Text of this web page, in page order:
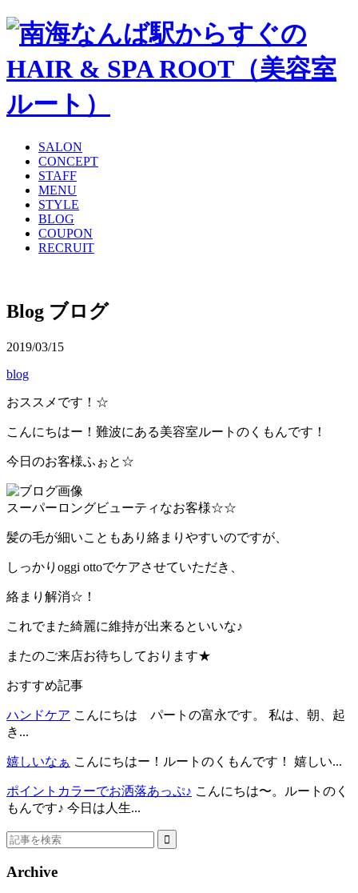
SALON
CONCEPT
STAFF
MENU
STYLE
BLOG
COUPON
RECRUIT
Blog ブログ
2019/03/15
blog
おススメです！☆
こんにちはー！難波にある美容室ルートのくもんです！
今日のお客様ふぉと☆
スーパーロングビューティなお客様☆☆
髪の毛が細いこともあり絡まりやすいのですが、
しっかりoggi ottoでケアさせていただき、
絡まり解消☆！
これでまた綺麗に維持が出来るといいな♪
またのご来店お待ちしております★
おすすめ記事
ハンドケア こんにちは パートの富永です。 私は、朝、起
き...
嬉しいなぁ こんにちはー！ルートのくもんです！ 嬉しい...
ポイントカラーでお洒落あっぷ♪ こんにちは〜。ルートのく
もんです♪ 今日は人生...
Archive